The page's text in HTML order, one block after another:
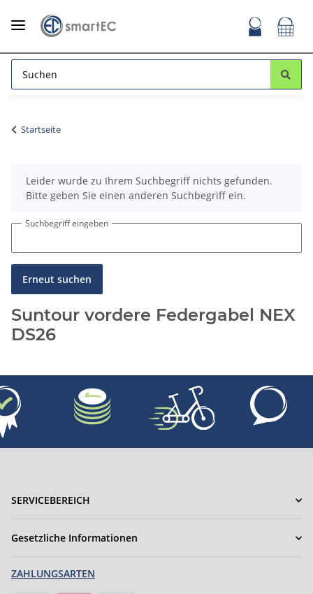
Startseite
xLeider wurde zu Ihrem Suchbegriff nichts gefunden.
Bitte geben Sie einen anderen Suchbegriff ein.
Suchbegriff eingeben
Erneut suchen
Suntour vordere Federgabel NEX
DS26
SERVICEBEREICH
Gesetzliche Informationen
ZAHLUNGSARTEN